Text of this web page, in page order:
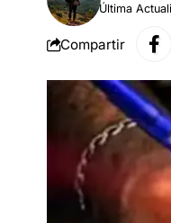
Última
Compartir